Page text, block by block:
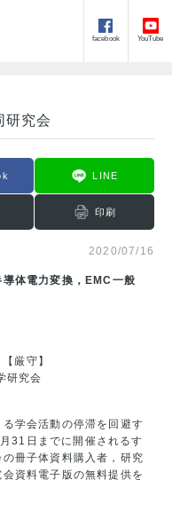
facebook YouTube
研究会
LINE
印刷
2020/07/16
体電力変換，EMC一般
厳守】
研究会
学会活動の停滞を回避す
31日までに開催されるす
冊子体資料購入者，研究
資料電子版の無料提供を